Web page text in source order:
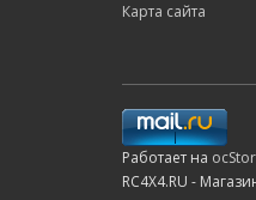
Карта сайта
Работает на
RC4X4.RU -